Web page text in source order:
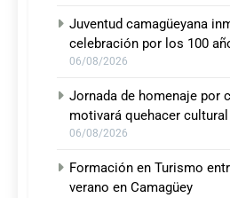
Juventud camagüeyana
celebración por los 100
06/08/2026
Jornada de homenaje por
motivará quehacer cultural
06/08/2026
Formación en Turismo
verano en Camagüey